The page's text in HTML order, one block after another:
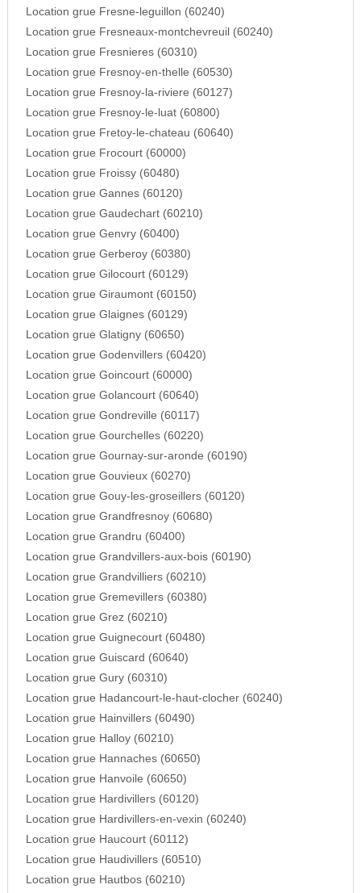
Location grue Fresne-leguillon (60240)
Location grue Fresneaux-montchevreuil (60240)
Location grue Fresnieres (60310)
Location grue Fresnoy-en-thelle (60530)
Location grue Fresnoy-la-riviere (60127)
Location grue Fresnoy-le-luat (60800)
Location grue Fretoy-le-chateau (60640)
Location grue Frocourt (60000)
Location grue Froissy (60480)
Location grue Gannes (60120)
Location grue Gaudechart (60210)
Location grue Genvry (60400)
Location grue Gerberoy (60380)
Location grue Gilocourt (60129)
Location grue Giraumont (60150)
Location grue Glaignes (60129)
Location grue Glatigny (60650)
Location grue Godenvillers (60420)
Location grue Goincourt (60000)
Location grue Golancourt (60640)
Location grue Gondreville (60117)
Location grue Gourchelles (60220)
Location grue Gournay-sur-aronde (60190)
Location grue Gouvieux (60270)
Location grue Gouy-les-groseillers (60120)
Location grue Grandfresnoy (60680)
Location grue Grandru (60400)
Location grue Grandvillers-aux-bois (60190)
Location grue Grandvilliers (60210)
Location grue Gremevillers (60380)
Location grue Grez (60210)
Location grue Guignecourt (60480)
Location grue Guiscard (60640)
Location grue Gury (60310)
Location grue Hadancourt-le-haut-clocher (60240)
Location grue Hainvillers (60490)
Location grue Halloy (60210)
Location grue Hannaches (60650)
Location grue Hanvoile (60650)
Location grue Hardivillers (60120)
Location grue Hardivillers-en-vexin (60240)
Location grue Haucourt (60112)
Location grue Haudivillers (60510)
Location grue Hautbos (60210)